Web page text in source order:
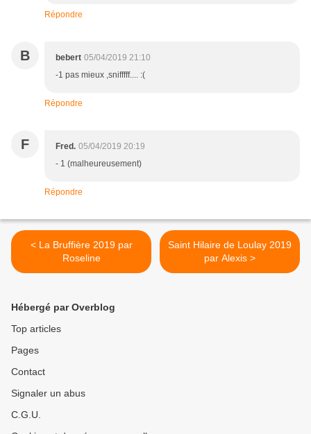
Répondre
B bebert 05/04/2019 21:10
-1 pas mieux ,snifffff.... :(
Répondre
F Fred. 05/04/2019 20:19
- 1 (malheureusement)
Répondre
< La Bruffière 2019 par
Roseline
Saint Hilaire de Loulay 2019
par Alexis >
Hébergé par Overblog
Top articles
Pages
Contact
Signaler un abus
C.G.U.